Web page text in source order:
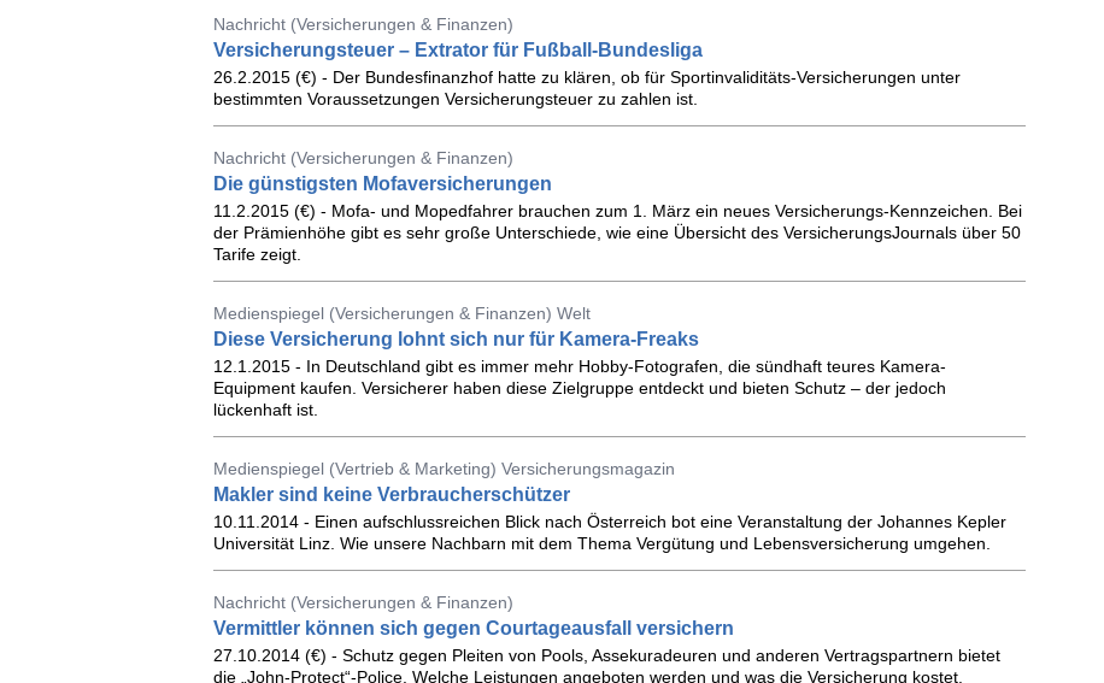
Nachricht (Versicherungen & Finanzen)
Versicherungsteuer – Extrator für Fußball-Bundesliga
26.2.2015 (€) - Der Bundesfinanzhof hatte zu klären, ob für Sportinvaliditäts-Versicherungen unter
bestimmten Voraussetzungen Versicherungsteuer zu zahlen ist.
Nachricht (Versicherungen & Finanzen)
Die günstigsten Mofaversicherungen
11.2.2015 (€) - Mofa- und Mopedfahrer brauchen zum 1. März ein neues Versicherungs-Kennzeichen. Bei
der Prämienhöhe gibt es sehr große Unterschiede, wie eine Übersicht des VersicherungsJournals über 50
Tarife zeigt.
Medienspiegel (Versicherungen & Finanzen) Welt
Diese Versicherung lohnt sich nur für Kamera-Freaks
12.1.2015 - In Deutschland gibt es immer mehr Hobby-Fotografen, die sündhaft teures Kamera-
Equipment kaufen. Versicherer haben diese Zielgruppe entdeckt und bieten Schutz – der jedoch
lückenhaft ist.
Medienspiegel (Vertrieb & Marketing) Versicherungsmagazin
Makler sind keine Verbraucherschützer
10.11.2014 - Einen aufschlussreichen Blick nach Österreich bot eine Veranstaltung der Johannes Kepler
Universität Linz. Wie unsere Nachbarn mit dem Thema Vergütung und Lebensversicherung umgehen.
Nachricht (Versicherungen & Finanzen)
Vermittler können sich gegen Courtageausfall versichern
27.10.2014 (€) - Schutz gegen Pleiten von Pools, Assekuradeuren und anderen Vertragspartnern bietet
die „John-Protect“-Police. Welche Leistungen angeboten werden und was die Versicherung kostet.